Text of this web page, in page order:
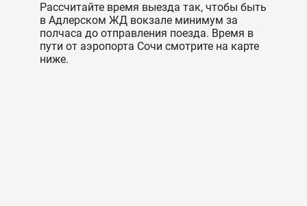
Рассчитайте время выезда так, чтобы быть
в Адлерском ЖД вокзале минимум за
полчаса до отправления поезда. Время в
пути от аэропорта Сочи смотрите на карте
ниже.